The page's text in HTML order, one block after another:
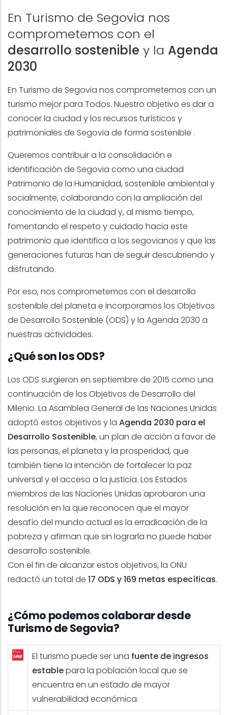
En Turismo de Segovia nos
comprometemos con el
desarrollo sostenible y la Agenda
2030
En Turismo de Segovia nos comprometemos con un
turismo mejor para Todos. Nuestro objetivo es dar a
conocer la ciudad y los recursos turísticos y
patrimoniales de Segovia de forma sostenible .
Queremos contribuir a la consolidación e
identificación de Segovia como una ciudad
Patrimonio de la Humanidad, sostenible ambiental y
socialmente, colaborando con la ampliación del
conocimiento de la ciudad y, al mismo tiempo,
fomentando el respeto y cuidado hacia este
patrimonio que identifica a los segovianos y que las
generaciones futuras han de seguir descubriendo y
disfrutando.
Por eso, nos comprometemos con el desarrollo
sostenible del planeta e incorporamos los Objetivos
de Desarrollo Sostenible (ODS) y la Agenda 2030 a
nuestras actividades.
¿Qué son los ODS?
Los ODS surgieron en septiembre de 2015 como una
continuación de los Objetivos de Desarrollo del
Milenio. La Asamblea General de las Naciones Unidas
adoptó estos objetivos y la Agenda 2030 para el
Desarrollo Sostenible, un plan de acción a favor de
las personas, el planeta y la prosperidad, que
también tiene la intención de fortalecer la paz
universal y el acceso a la justicia. Los Estados
miembros de las Naciones Unidas aprobaron una
resolución en la que reconocen que el mayor
desafío del mundo actual es la erradicación de la
pobreza y afirman que sin lograrla no puede haber
desarrollo sostenible.
Con el fin de alcanzar estos objetivos, la ONU
redactó un total de 17 ODS y 169 metas específicas.
¿Cómo podemos colaborar desde
Turismo de Segovia?
El turismo puede ser una fuente de ingresos
establepara la población local que se
encuentra en un estado de mayor
vulnerabilidad económica.